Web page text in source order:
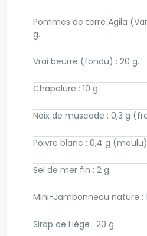
Pommes de terre Agila
g.
Vrai beurre (fondu) : 20 g.
Chapelure : 10 g.
Noix de muscade : 0,3 g
Poivre blanc : 0,4 g
Sel de mer fin : 2 g.
Mini-Jambonneau nature :
Sirop de Liège : 20 g.